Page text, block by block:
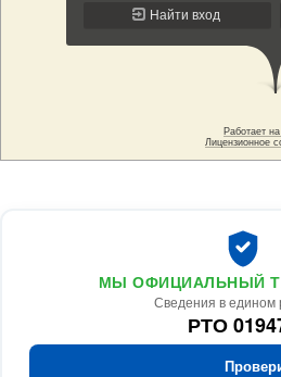
МЫ ОФИЦИАЛЬНЫЙ
Сведения в едином
РТО